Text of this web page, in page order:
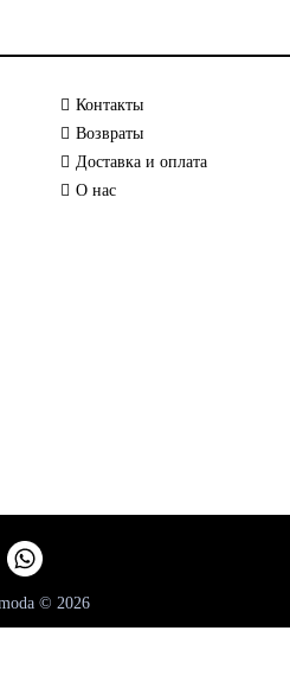
Контакты
Возвраты
Доставка и оплата
О нас
© 2026